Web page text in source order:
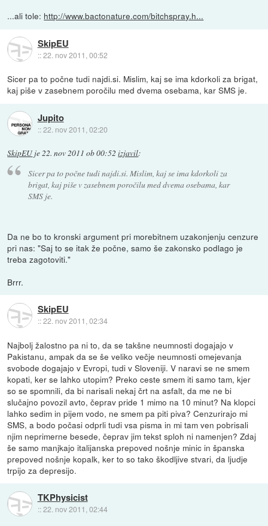
...ali tole: http://www.bactonature.com/bitchspray.h...
SkipEU
::22. nov 2011, 00:52
Sicer pa to počne tudi najdi.si. Mislim, kaj se ima kdorkoli za brigat,
kaj piše v zasebnem poročilu med dvema osebama, kar SMS je.
Jupito
::22. nov 2011, 02:20
SkipEU je22. nov 2011 ob 00:52 izjavil:
Sicer pa to počne tudi najdi.si. Mislim, kaj se ima kdorkoli za
brigat, kaj piše v zasebnem poročilu med dvema osebama, kar
SMS je.
Da ne bo to kronski argument pri morebitnem uzakonjenju cenzure
pri nas: "Saj to se itak že počne, samo še zakonsko podlago je
treba zagotoviti."
Brrr.
SkipEU
::22. nov 2011, 02:34
Najbolj žalostno pa ni to, da se takšne neumnosti dogajajo v
Pakistanu, ampak da se še veliko večje neumnosti omejevanja
svobode dogajajo v Evropi, tudi v Sloveniji. V naravi se ne smem
kopati, ker se lahko utopim? Preko ceste smem iti samo tam, kjer
so se spomnili, da bi narisali nekaj črt na asfalt, da me ne bi
slučajno povozil avto, čeprav pride 1 mimo na 10 minut? Na klopci
lahko sedim in pijem vodo, ne smem pa piti piva? Cenzurirajo mi
SMS, a bodo počasi odprli tudi vsa pisma in mi tam ven pobrisali
njim neprimerne besede, čeprav jim tekst sploh ni namenjen? Zdaj
še samo manjkajo italijanska prepoved nošnje minic in španska
prepoved nošnje kopalk, ker to so tako škodljive stvari, da ljudje
trpijo za depresijo.
TKPhysicist
::22. nov 2011, 02:44